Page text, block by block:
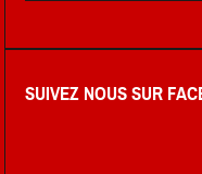
SUIVEZ NOUS SUR